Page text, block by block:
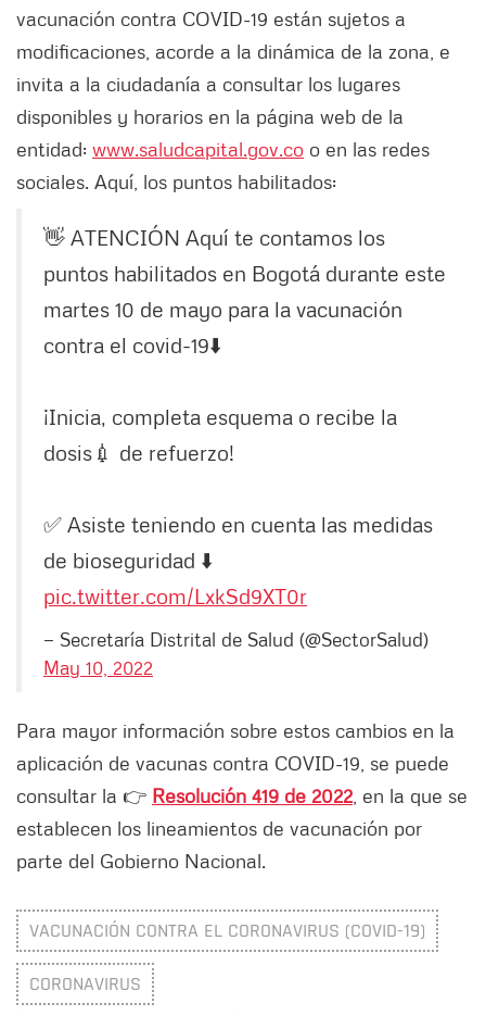
vacunación contra COVID-19 están sujetos a
modificaciones, acorde a la dinámica de la zona, e
invita a la ciudadanía a consultar los lugares
disponibles y horarios en la página web de la
entidad: www.saludcapital.gov.co o en las redes
sociales. Aquí, los puntos habilitados:
👋 ATENCIÓN Aquí te contamos los
puntos habilitados en Bogotá durante este
martes 10 de mayo para la vacunación
contra el covid-19⬇️
¡Inicia, completa esquema o recibe la
dosis💉 de refuerzo!
✅ Asiste teniendo en cuenta las medidas
de bioseguridad ⬇️
pic.twitter.com/LxkSd9XT0r
— Secretaría Distrital de Salud (@SectorSalud)
May 10, 2022
Para mayor información sobre estos cambios en la
aplicación de vacunas contra COVID-19, se puede
consultar la 👉 Resolución 419 de 2022 , en la que se
establecen los lineamientos de vacunación por
parte del Gobierno Nacional.
VACUNACIÓN CONTRA EL CORONAVIRUS (COVID-19)
CORONAVIRUS